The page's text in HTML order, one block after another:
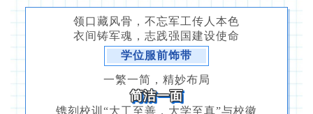
领口藏风骨，不忘军工传人本色
衣间铸军魂，志践强国建设使命
学位服前饰带
一繁一简，精妙布局
简洁一面
镌刻校训“大工至善，大学至真”与校徽